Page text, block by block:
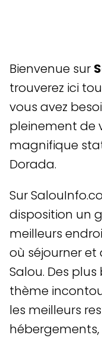
Bienvenue sur
trouverez ici
vous avez
pleinement de
magnifique
Dorada.
Sur
disposition un
meilleurs
où séjourner
Salou. Des
thème
les meilleurs